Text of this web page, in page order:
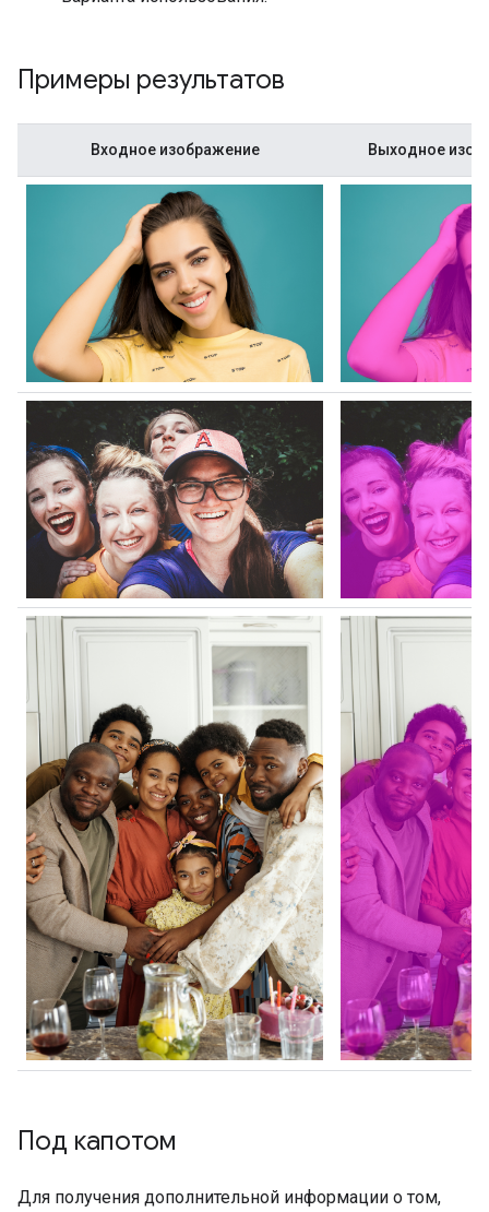
Примеры результатов
Входное изображение Выходное
Под капотом
Для получения дополнительной информации о том,